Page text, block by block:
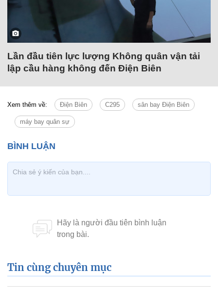
Lần đầu tiên lực lượng Không quân vận tải
lập cầu hàng không đến Điện Biên
Xem thêm về: Điện Biên C295 sân bay Điện Biên
máy bay quân sự
Tin cùng chuyên mục